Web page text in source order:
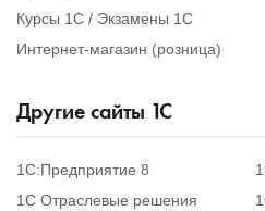
Курсы 1С / Экзамены 1С
Интернет-магазин (розница)
Другие сайты 1С
1С:Предприятие 8
1С Отраслевые решения